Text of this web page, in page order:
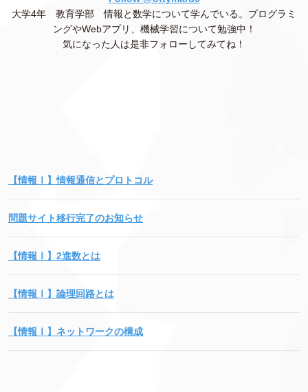
大学4年 教育学部 情報と数学について学んでいる。プログラミ
ングやWebアプリ、機械学習について勉強中！
気になった人は是非フォローしてみてね！
【情報Ⅰ】情報通信とプロトコル
問題サイト移行完了のお知らせ
【情報Ⅰ】2進数とは
【情報Ⅰ】論理回路とは
【情報Ⅰ】ネットワークの構成